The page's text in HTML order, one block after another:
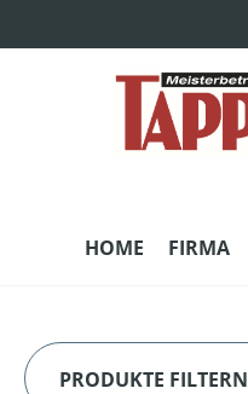
HOME FIRMA
PRODUKTE FILTERN